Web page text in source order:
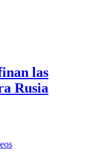
las
Rusia